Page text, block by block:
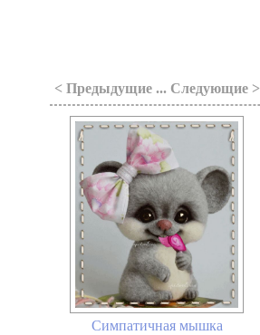
< Предыдущие ... Следующие >
Симпатичная мышка